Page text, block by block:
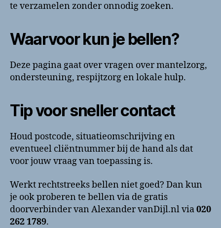
te verzamelen zonder onnodig zoeken.
Waarvoor kun je bellen?
Deze pagina gaat over vragen over mantelzorg,
ondersteuning, respijtzorg en lokale hulp.
Tip voor sneller contact
Houd postcode, situatieomschrijving en
eventueel cliëntnummer bij de hand als dat
voor jouw vraag van toepassing is.
Werkt rechtstreeks bellen niet goed? Dan kun
je ook proberen te bellen via de gratis
doorverbinder van Alexander vanDijl.nl via020
262 1789.